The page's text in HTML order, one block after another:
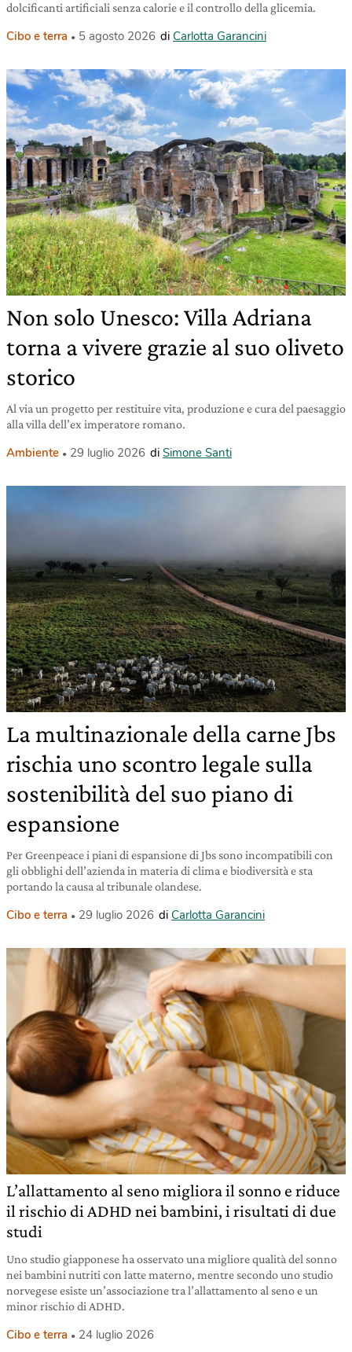
dolcificanti artificiali senza calorie e il controllo della glicemia.
Cibo e terra 5 agosto 2026 di Carlotta Garancini
Non solo Unesco: Villa Adriana
torna a vivere grazie al suo oliveto
storico
Al via un progetto per restituire vita, produzione e cura del paesaggio
alla villa dell’ex imperatore romano.
Ambiente 29 luglio 2026 di Simone Santi
La multinazionale della carne Jbs
rischia uno scontro legale sulla
sostenibilità del suo piano di
espansione
Per Greenpeace i piani di espansione di Jbs sono incompatibili con
gli obblighi dell’azienda in materia di clima e biodiversità e sta
portando la causa al tribunale olandese.
Cibo e terra 29 luglio 2026 di Carlotta Garancini
L’allattamento al seno migliora il sonno e riduce
il rischio di ADHD nei bambini, i risultati di due
studi
Uno studio giapponese ha osservato una migliore qualità del sonno
nei bambini nutriti con latte materno, mentre secondo uno studio
norvegese esiste un’associazione tra l’allattamento al seno e un
minor rischio di ADHD.
Cibo e terra 24 luglio 2026